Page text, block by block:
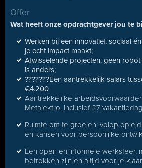
Offer
Wat heeft onze opdrachtgever jou te
Werken bij een innovatief, sociaal
je echt impact maakt;
Afwisselende projecten: geen
is anders;
???????Een aantrekkelijk salars
€4.200
Aantrekkelijke
Metalektro, inclusief 27
Ruimte om te groeien: volop
en kansen voor persoonlijke
Een open en informele werksfeer,
betrokken zijn en altijd voor je